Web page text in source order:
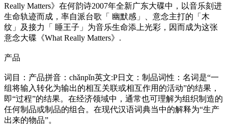
Really Matters》在何韵诗2007年全新广东大碟中，以音乐刻进
生命轨迹而成，率自派台歌「 幽默感」、意念主打的「木
纹」及接力「 睡王子」为音乐生命添上光彩，因而成为这张
意念大碟《What Really Matters》.
产品
词目：产品拼音：chǎnpǐn英文:P日文：制品词性：名词是“一
组将输入转化为输出的相互关联或相互作用的活动”的结果，
即“过程”的结果。在经济领域中，通常也可理解为组织制造的
任何制品或制品的组合。在现代汉语词典当中的解释为“生产
出来的物品”。